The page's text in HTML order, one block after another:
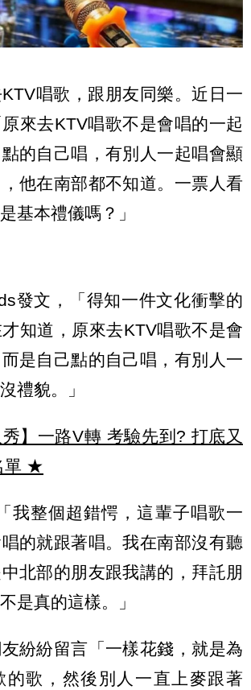
唱歌，跟朋友同樂。近日一
來去KTV唱歌不是會唱的一起
的自己唱，有別人一起唱會顯
他在南部都不知道。一票人看
基本禮儀嗎？」
發文，「得知一件文化衝擊的
知道，原來去KTV唱歌不是會
是自己點的自己唱，有別人一
禮貌。」
】一路V轉 考驗先到? 打底又
單 ★
我整個超錯愕，這輩子唱歌一
的就跟著唱。我在南部沒有聽
北部的朋友跟我講的，拜託朋
是真的這樣。」
紛紛留言「一樣花錢，就是為
的歌，然後別人一直上麥跟著